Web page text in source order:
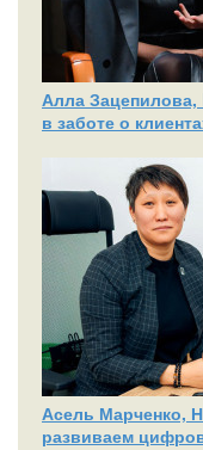
Алла
в заботе о
Асель Марченко,
развиваем